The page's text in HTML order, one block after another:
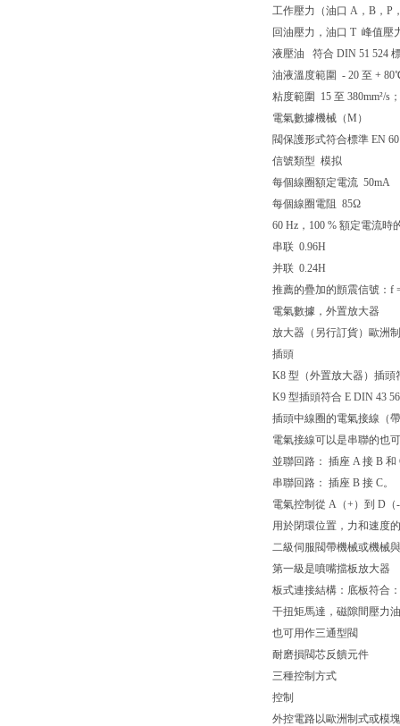
工作壓力（油口 A，B，P
回油壓力，油口 T 峰值壓
液壓油 符合 DIN 51 524
油液溫度範圍 - 20 至 +
粘度範圍 15 至 380mm²/s
電氣數據機械（M）
閥保護形式符合標準 EN
信號類型 模拟
每個線圈額定電流 50mA
每個線圈電阻 85Ω
60 Hz，100 % 額定電流時
串联 0.96H
并联 0.24H
推薦的疊加的顫震信號：f
電氣數據，外置放大器
放大器（另行訂貨）歐洲
插頭
K8 型（外置放大器）插頭
K9 型插頭符合 E DIN 43
插頭中線圈的電氣接線（
電氣接線可以是串聯的也
並聯回路： 插座 A 接 B 和
串聯回路： 插座 B 接 C。
電氣控制從 A（+）到 D（
用於閉環位置，力和速度
二級伺服閥帶機械或機械
第一級是噴嘴擋板放大器
板式連接結構：底板符合
干扭矩馬達，磁隙間壓力
也可用作三通型閥
耐磨損閥芯反饋元件
三種控制方式
控制
外控電路以歐洲制式或模